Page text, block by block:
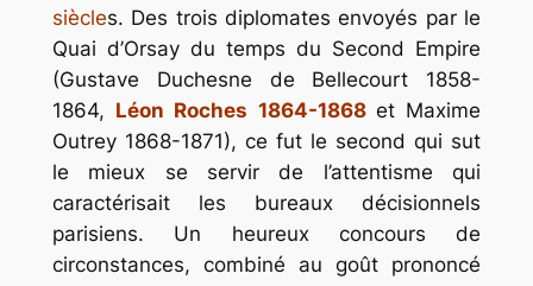
siècles. Des trois diplomates envoyés par le
Quai d’Orsay du temps du Second Empire
(Gustave Duchesne de Bellecourt 1858-
1864, Léon Roches 1864-1868 et Maxime
Outrey 1868-1871), ce fut le second qui sut
le mieux se servir de l’attentisme qui
caractérisait les bureaux décisionnels
parisiens. Un heureux concours de
circonstances, combiné au goût prononcé